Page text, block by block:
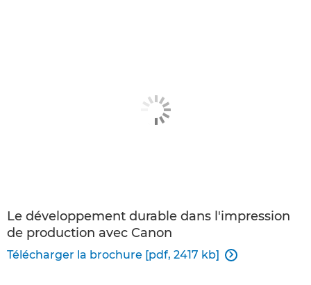
Le développement durable dans l'impression
de production avec Canon
Télécharger la brochure [pdf, 2417 kb] 